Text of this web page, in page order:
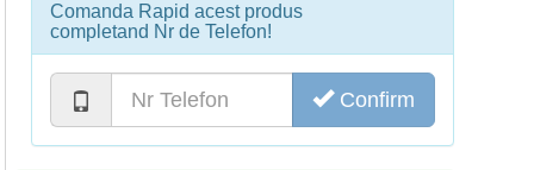
Comanda Rapid acest produs
completand Nr de Telefon!
Confirm